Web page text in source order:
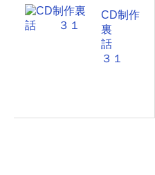
CD制作
裏
話
３１